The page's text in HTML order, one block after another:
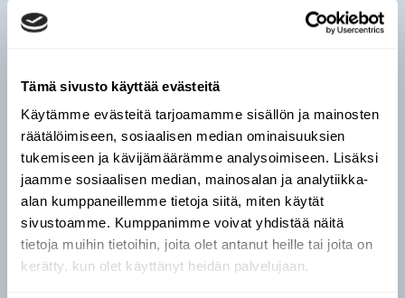
Tämä sivusto käyttää evästeitä
Käytämme evästeitä tarjoamamme sisällön ja mainosten
räätälöimiseen, sosiaalisen median ominaisuuksien
tukemiseen ja kävijämäärämme analysoimiseen. Lisäksi
jaamme sosiaalisen median, mainosalan ja analytiikka-
alan kumppaneillemme tietoja siitä, miten käytät
sivustoamme. Kumppanimme voivat yhdistää näitä
tietoja muihin tietoihin, joita olet antanut heille tai joita on
kerätty, kun olet käyttänyt heidän palvelujaan.
Haju ja maku: Kuin punakärpässienellä.
lehtimetsissä.
Levinneisyys:Lähes koko maassa, ei yhtä
yleinen kuin punakärpässieni.
Samannäköisiä lajeja:Vertaa
punakärpässieneen
Käyttö:Sisältää samoja myrkkyjä kuin